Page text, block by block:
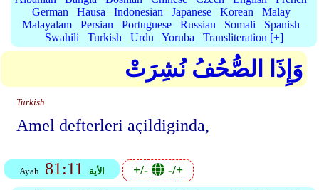
German
Hausa Indonesian Japanese Korean
Malay
Malayalam
Persian Portuguese Russian Somali
Spanish
Swahili
Turkish Urdu Yoruba Transliteration [+]
وَإِذَا الصُّحُفُ نُشِرَتْ
Turkish
Amel defterleri açildiginda,
Ayah 81:11 الأية +/- -/+